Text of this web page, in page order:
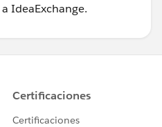
IdeaExchange.